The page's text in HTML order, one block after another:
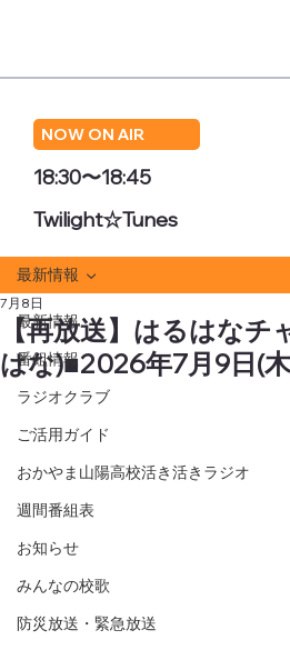
NOW ON AIR
18:30〜18:45
Twilight☆Tunes
最新情報
番組情報
ラジオクラブ
ご活用ガイド
おかやま山陽高校活き活きラジオ
週間番組表
お知らせ
みんなの校歌
防災放送・緊急放送
最新情報
【再放送】はるはな
はな)■2026年7月9日(
7月8日